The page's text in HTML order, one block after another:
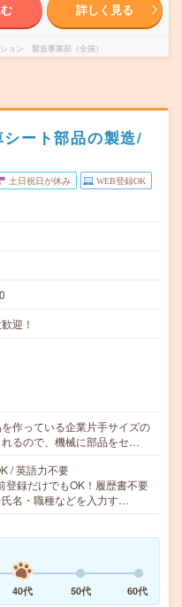
詳しく見る
ョン 製造事業部（全国）
シート部品の製造/
土日祝日が休み WEB登録OK
迎！
作っている企業片手サイズの
るので、機械に部品をセ…
/ 英語力不要
録だけでもOK！履歴書不要
名・職種などを入力す…
40代 50代 60代